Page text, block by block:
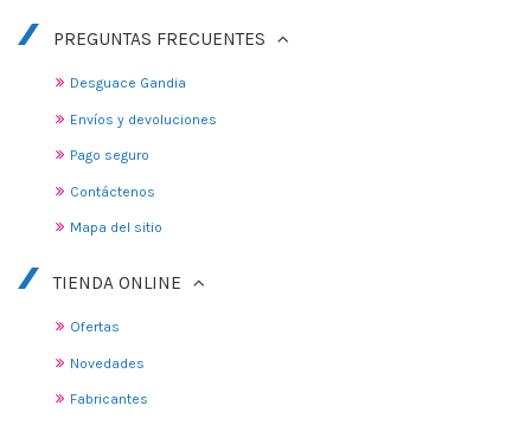
PREGUNTAS FRECUENTES
Desguace Gandia
Envíos y devoluciones
Pago seguro
Contáctenos
Mapa del sitio
TIENDA ONLINE
Ofertas
Novedades
Fabricantes